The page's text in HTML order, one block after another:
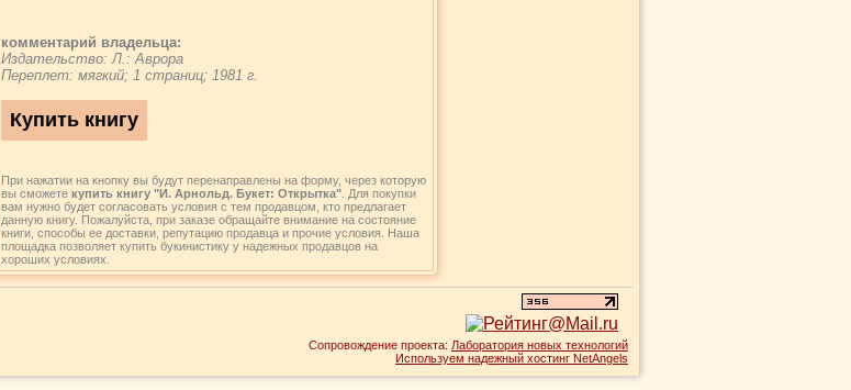
комментарий владельца:
Издательство: Л.: Аврора
Переплет: мягкий; 1 страниц; 1981 г.
При нажатии на кнопку вы будут перенаправлены на форму, через которую
вы сможете купить книгу "И. Арнольд. Букет: Открытка" . Для покупки
вам нужно будет согласовать условия с тем продавцом, кто предлагает
данную книгу. Пожалуйста, при заказе обращайте внимание на состояние
книги, способы ее доставки, репутацию продавца и прочие условия. Наша
площадка позволяет купить букинистику у надежных продавцов на
хороших условиях.
Сопровождение проекта: Лаборатория новых технологий
Используем надежный хостинг NetAngels